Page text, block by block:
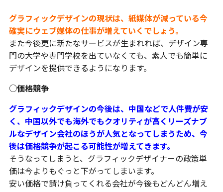
グラフィックデザインの現状は、紙媒体が減っている今
確実にウェブ媒体の仕事が増えていくでしょう。
また今後更に新たなサービスが生まれれば、デザイン専
門の大学や専門学校を出ていなくても、素人でも簡単に
デザインを提供できるようになります。
○価格競争
グラフィックデザインの今後は、中国などで人件費が安
く、中国以外でも海外でもクオリティが高くリーズナブ
ルなデザイン会社のほうが人気となってしまうため、今
後は価格競争が起こる可能性が増えてきます。
そうなってしまうと、グラフィックデザイナーの政策単
価は今よりもぐっと下がってしまいます。
安い価格で請け負ってくれる会社が今後もどんどん増え